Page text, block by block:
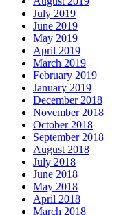
July 2019
June 2019
May 2019
April 2019
March 2019
February 2019
January 2019
December 2018
November 2018
October 2018
September 2018
August 2018
July 2018
June 2018
May 2018
April 2018
March 2018